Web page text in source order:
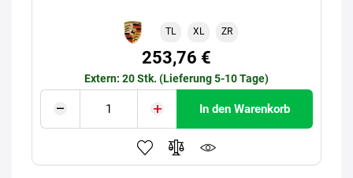
TL XL ZR
253,76 €
Extern: 20 Stk. (Lieferung 5-10 Tage)
In den Warenkorb